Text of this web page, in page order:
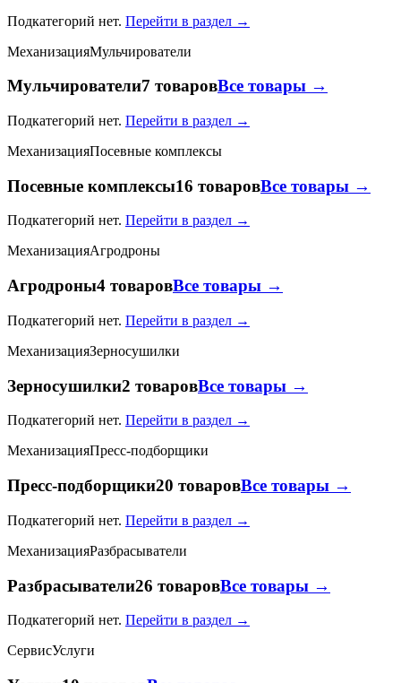
Подкатегорий нет. Перейти в раздел →
МеханизацияМульчирователи
Мульчирователи7 товаровВсе товары →
Подкатегорий нет. Перейти в раздел →
МеханизацияПосевные комплексы
Посевные комплексы16 товаровВсе товары →
Подкатегорий нет. Перейти в раздел →
МеханизацияАгродроны
Агродроны4 товаровВсе товары →
Подкатегорий нет. Перейти в раздел →
МеханизацияЗерносушилки
Зерносушилки2 товаровВсе товары →
Подкатегорий нет. Перейти в раздел →
МеханизацияПресс-подборщики
Пресс-подборщики20 товаровВсе товары →
Подкатегорий нет. Перейти в раздел →
МеханизацияРазбрасыватели
Разбрасыватели26 товаровВсе товары →
Подкатегорий нет. Перейти в раздел →
СервисУслуги